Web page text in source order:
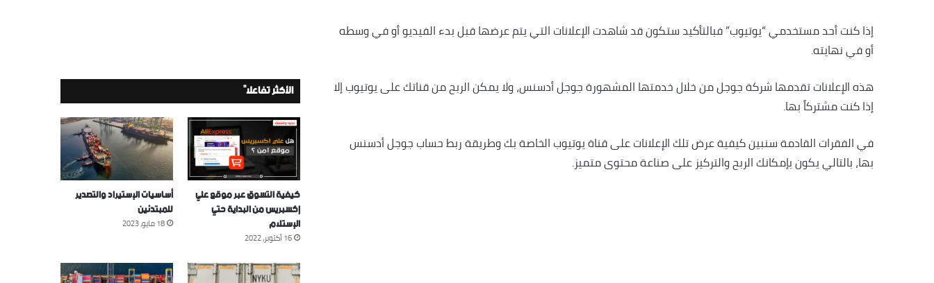
إذا كنت أحد مستخدمي “يوتيوب” فبالتأكيد ستكون قد شاهدت الإعلانات التي يتم عرضها قبل بدء الفيديو أو في وسطه
أو في نهايته.
هذه الإعلانات تقدمها شركة جوجل من خلال خدمتها المشهورة جوجل أدسنس، ولا يمكن الربح من قناتك على يوتيوب إلا
إذا كنت مشتركاً بها.
في الفقرات القادمة سنبين كيفية عرض تلك الإعلانات على قناة يوتيوب الخاصة بك وطريقة ربط حساب جوجل أدسنس
بها، بالتالي يكون بإمكانك الربح والتركيز على صناعة محتوى متميز.
الأكثر تفاعلاً
كيفية التسوق عبر موقع علي
إكسبريس من البداية حتي
الإستلام
16 أكتوبر، 2022
أساسيات الإستيراد والتصدير
للمبتدئين
18 مايو، 2023